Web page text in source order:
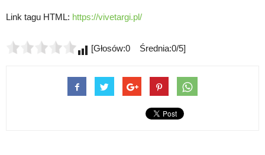
Link tagu HTML: https://vivetargi.pl/
[Głosów:0 Średnia:0/5]